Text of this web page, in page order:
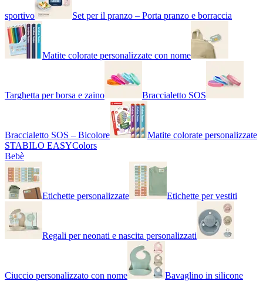
sportivo Set per il pranzo – Porta pranzo e borraccia
Matite colorate personalizzate con nome
Targhetta per borsa e zaino Braccialetto SOS
Braccialetto SOS – Bicolore
Matite colorate personalizzate
STABILO EASYColors
Bebè
Etichette personalizzate Etichette per vestiti
Regali per neonati e nascita personalizzati
Ciuccio personalizzato con nome Bavaglino in silicone